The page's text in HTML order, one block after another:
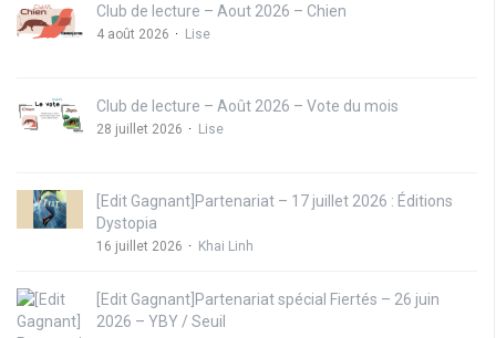
Club de lecture – Aout 2026 – Chien
4 août 2026 Lise
Club de lecture – Août 2026 – Vote du mois
28 juillet 2026 Lise
[Edit Gagnant]Partenariat – 17 juillet 2026 : Éditions
Dystopia
16 juillet 2026 Khai Linh
[Edit Gagnant]Partenariat spécial Fiertés – 26 juin
2026 – YBY / Seuil